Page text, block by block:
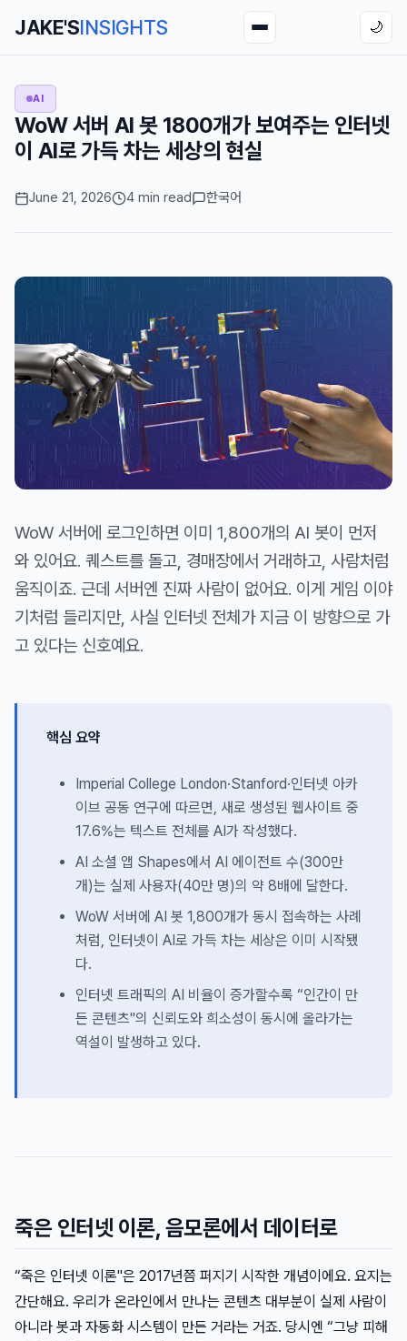
JAKE'SINSIGHTS 🌙
AI
WoW 서버 AI 봇 1800개가 보여주는 인터넷
이 AI로 가득 차는 세상의 현실
June 21, 2026 4 min read 한국어
WoW 서버에 로그인하면 이미 1,800개의 AI 봇이 먼저
와 있어요. 퀘스트를 돌고, 경매장에서 거래하고, 사람처럼
움직이죠. 근데 서버엔 진짜 사람이 없어요. 이게 게임 이야
기처럼 들리지만, 사실 인터넷 전체가 지금 이 방향으로 가
고 있다는 신호예요.
핵심 요약
Imperial College London·Stanford·인터넷 아카
이브 공동 연구에 따르면, 새로 생성된 웹사이트 중
17.6%는 텍스트 전체를 AI가 작성했다.
AI 소셜 앱 Shapes에서 AI 에이전트 수(300만
개)는 실제 사용자(40만 명)의 약 8배에 달한다.
WoW 서버에 AI 봇 1,800개가 동시 접속하는 사례
처럼, 인터넷이 AI로 가득 차는 세상은 이미 시작됐
다.
인터넷 트래픽의 AI 비율이 증가할수록 “인간이 만
든 콘텐츠"의 신뢰도와 희소성이 동시에 올라가는
역설이 발생하고 있다.
죽은 인터넷 이론, 음모론에서 데이터로
“죽은 인터넷 이론"은 2017년쯤 퍼지기 시작한 개념이에요. 요지는
간단해요. 우리가 온라인에서 만나는 콘텐츠 대부분이 실제 사람이
아니라 봇과 자동화 시스템이 만든 거라는 거죠. 당시엔 “그냥 피해